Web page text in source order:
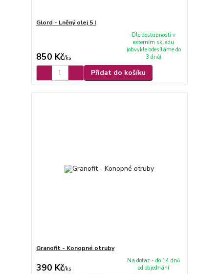
Glord - Lněný olej 5 l
850 Kč/ks
Dle dostupnosti v
externím skladu
(obvykle odesíláme do
3 dnů)
Přidat do košíku
Granofit - Konopné otruby
390 Kč/ks
Na dotaz - do 14 dnů
od objednání